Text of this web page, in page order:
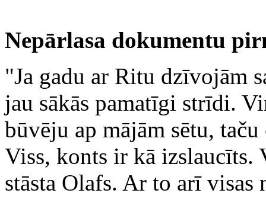
Nepārlasa dokumentu
"Ja gadu ar Ritu dzīvojām
jau sākās pamatīgi strīdi.
būvēju ap mājām sētu,
Viss, konts ir kā izslaucīts.
stāsta Olafs. Ar to arī visas